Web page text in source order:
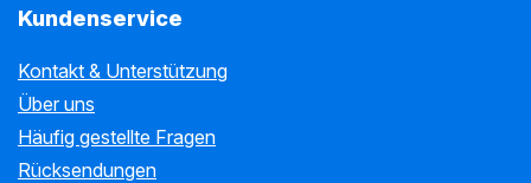
Kundenservice
Kontakt & Unterstützung
Über uns
Häufig gestellte Fragen
Rücksendungen